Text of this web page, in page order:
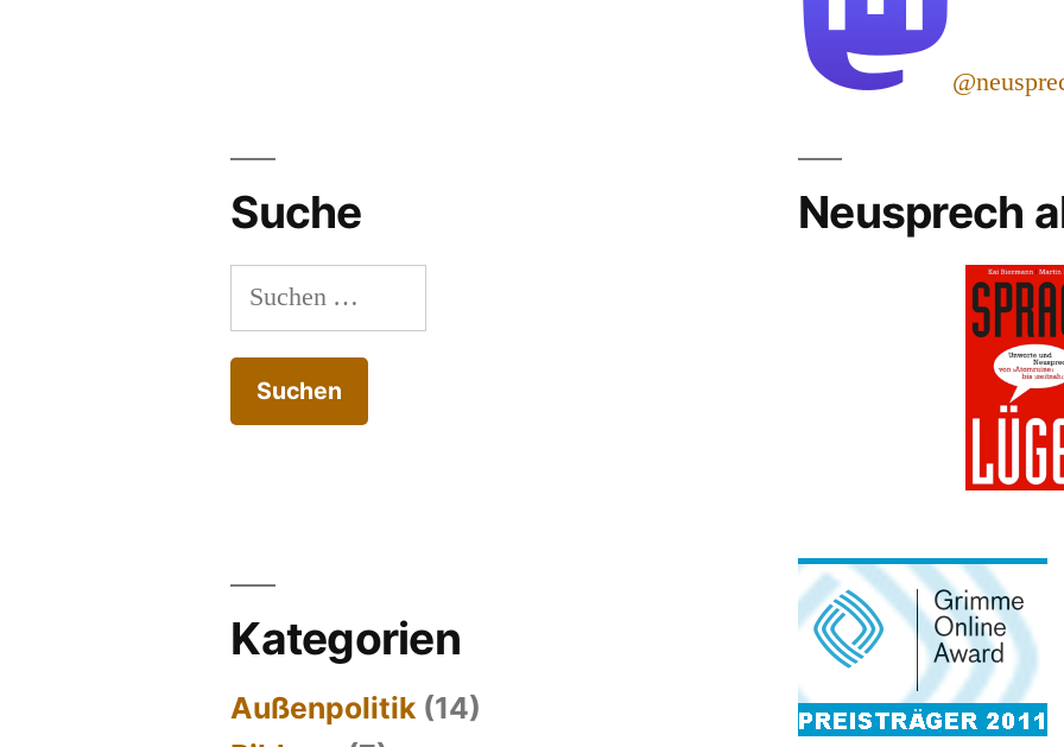
Suche
Suchen
nach:
Neusprech
Kategorien
Außenpolitik (14)